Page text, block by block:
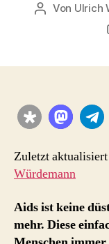
Beitragsautor
Von Ulrich
Zuletzt
Würdemann
Aids ist keine
mehr. Diese